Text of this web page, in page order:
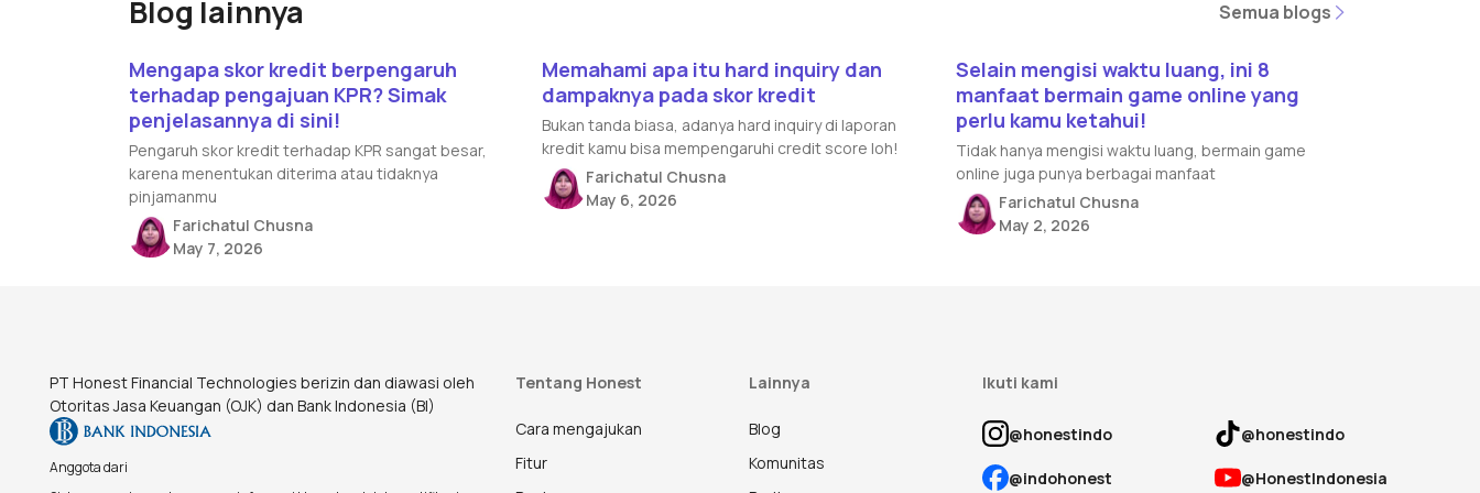
Blog lainnya Semua blogs
Semua blogs
Mengapa skor kredit berpengaruh
terhadap pengajuan KPR? Simak
penjelasannya di sini!
Pengaruh skor kredit terhadap KPR sangat besar,
karena menentukan diterima atau tidaknya
pinjamanmu
Farichatul Chusna
May 7, 2026
Memahami apa itu hard inquiry dan
dampaknya pada skor kredit
Bukan tanda biasa, adanya hard inquiry di laporan
kredit kamu bisa mempengaruhi credit score loh!
Farichatul Chusna
May 6, 2026
Selain mengisi waktu luang, ini 8
manfaat bermain game online yang
perlu kamu ketahui!
Tidak hanya mengisi waktu luang, bermain game
online juga punya berbagai manfaat
Farichatul Chusna
May 2, 2026
PT Honest Financial Technologies berizin dan diawasi oleh
Otoritas Jasa Keuangan (OJK) dan Bank Indonesia (BI)
Anggota dari
Tentang Honest
Cara mengajukan
Fitur
Lainnya
Blog
Komunitas
Ikuti kami
@honestindo @honestindo
@indohonest @HonestIndonesia